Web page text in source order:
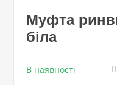
Муфта
біла
В наявності 0